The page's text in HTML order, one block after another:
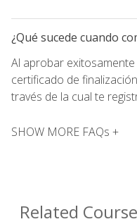
¿Qué sucede cuando
Al aprobar
certificado de
través de la cual te
SHOW MORE FAQs +
Related